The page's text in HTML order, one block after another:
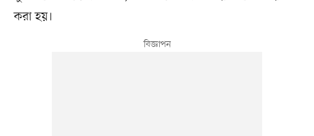
করা হয়।